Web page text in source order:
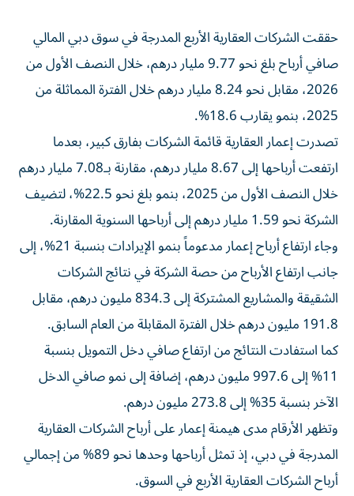
حققت الشركات العقارية الأربع المدرجة في سوق دبي المالي
صافي أرباح بلغ نحو 9.77 مليار درهم، خلال النصف الأول من
2026، مقابل نحو 8.24 مليار درهم خلال الفترة المماثلة من
2025، بنمو يقارب 18.6%.
تصدرت إعمار العقارية قائمة الشركات بفارق كبير، بعدما
ارتفعت أرباحها إلى 8.67 مليار درهم، مقارنة بـ7.08 مليار درهم
خلال النصف الأول من 2025، بنمو بلغ نحو 22.5%، لتضيف
الشركة نحو 1.59 مليار درهم إلى أرباحها السنوية المقارنة.
وجاء ارتفاع أرباح إعمار مدعوماً بنمو الإيرادات بنسبة 21%، إلى
جانب ارتفاع الأرباح من حصة الشركة في نتائج الشركات
الشقيقة والمشاريع المشتركة إلى 834.3 مليون درهم، مقابل
191.8 مليون درهم خلال الفترة المقابلة من العام السابق.
كما استفادت النتائج من ارتفاع صافي دخل التمويل بنسبة
11% إلى 997.6 مليون درهم، إضافة إلى نمو صافي الدخل
الآخر بنسبة 35% إلى 273.8 مليون درهم.
وتظهر الأرقام مدى هيمنة إعمار على أرباح الشركات العقارية
المدرجة في دبي، إذ تمثل أرباحها وحدها نحو 89% من إجمالي
أرباح الشركات العقارية الأربع في السوق.